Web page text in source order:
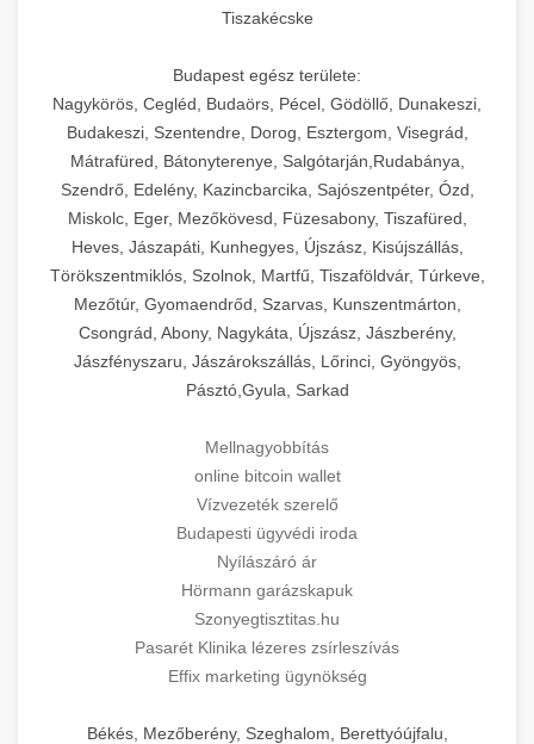
Tiszakécske
Budapest egész területe:
Nagykörös, Cegléd, Budaörs, Pécel, Gödöllő, Dunakeszi,
Budakeszi, Szentendre, Dorog, Esztergom, Visegrád,
Mátrafüred, Bátonyterenye, Salgótarján,Rudabánya,
Szendrő, Edelény, Kazincbarcika, Sajószentpéter, Ózd,
Miskolc, Eger, Mezőkövesd, Füzesabony, Tiszafüred,
Heves, Jászapáti, Kunhegyes, Újszász, Kisújszállás,
Törökszentmiklós, Szolnok, Martfű, Tiszaföldvár, Túrkeve,
Mezőtúr, Gyomaendrőd, Szarvas, Kunszentmárton,
Csongrád, Abony, Nagykáta, Újszász, Jászberény,
Jászfényszaru, Jászárokszállás, Lőrinci, Gyöngyös,
Pásztó,Gyula, Sarkad
Mellnagyobbítás
online bitcoin wallet
Vízvezeték szerelő
Budapesti ügyvédi iroda
Nyílászáró ár
Hörmann garázskapuk
Szonyegtisztitas.hu
Pasarét Klinika lézeres zsírleszívás
Effix marketing ügynökség
Békés, Mezőberény, Szeghalom, Berettyóújfalu,